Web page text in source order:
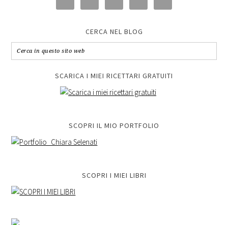
CERCA NEL BLOG
SCARICA I MIEI RICETTARI GRATUITI
SCOPRI IL MIO PORTFOLIO
SCOPRI I MIEI LIBRI